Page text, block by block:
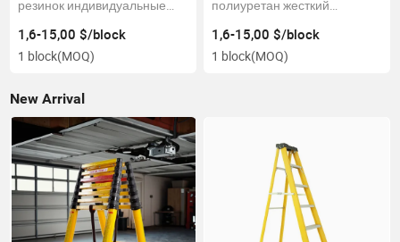
резинок индивидуальные
1,6-15,00 $/block
1 block(MOQ)
полиуретан жесткий
изолирующий резиновый
лист
1,6-15,00 $/block
1 block(MOQ)
New Arrival